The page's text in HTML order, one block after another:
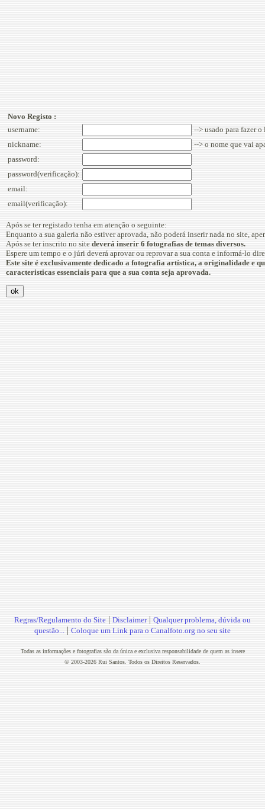
Novo Registo :
username:
--> usado para fazer
nickname:
--> o nome que vai
password:
password(verificação):
email:
email(verificação):
Após se ter registado tenha em atenção o seguinte:
Enquanto a sua galeria não estiver aprovada, não poderá inserir nada no site,
Após se ter inscrito no site deverá inserir 6 fotografias de temas diversos.
Espere um tempo e o júri deverá aprovar ou reprovar a sua conta e informá-lo
Este site é exclusivamente dedicado a fotografia artística, a originalidade e
caracteristicas essenciais para que a sua conta seja aprovada.
Regras/Regulamento do Site | Disclaimer| Qualquer problema, dúvida ou
questão... | Coloque um Link para o Canalfoto.org no seu site
Todas as informações e fotografias são da única e exclusiva responsabilidade de quem as insere
© 2003-2026 Rui Santos. Todos os Direitos Reservados.